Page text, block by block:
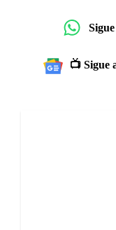
📺 Sigue